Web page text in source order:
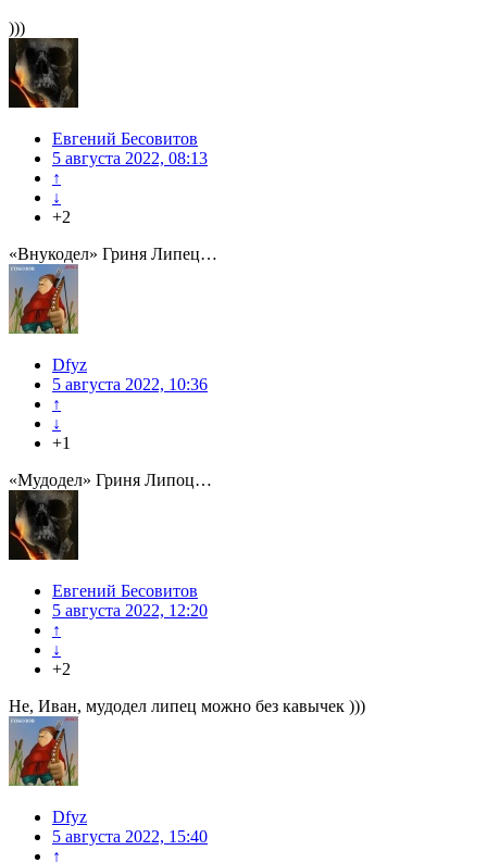
)))
Евгений Бесовитов
5 августа 2022, 08:13
↑
↓
+2
«Внукодел» Гриня Липец…
Dfyz
5 августа 2022, 10:36
↑
↓
+1
«Мудодел» Гриня Липоц…
Евгений Бесовитов
5 августа 2022, 12:20
↑
↓
+2
Не, Иван, мудодел липец можно без кавычек )))
Dfyz
5 августа 2022, 15:40
↑